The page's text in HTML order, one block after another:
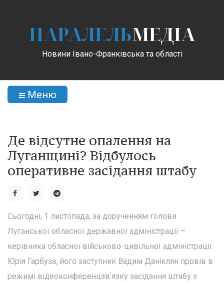
ПАРАЛЕЛЬМЕДІА
Новини Івано-Франківська та області
Меню
Де відсутне опалення на
Луганщині? Відбулось
оперативне засідання штабу
Сьогодні, 1 листопада, за дорученням голови
Луганської обласної державної адміністрації –
керівника обласної військово-цивільної адміністрації
Юрія Гарбуза, його заступник Вадим Данієлян провів в
режимі відеоконференцзвʼязку засідання штабу з